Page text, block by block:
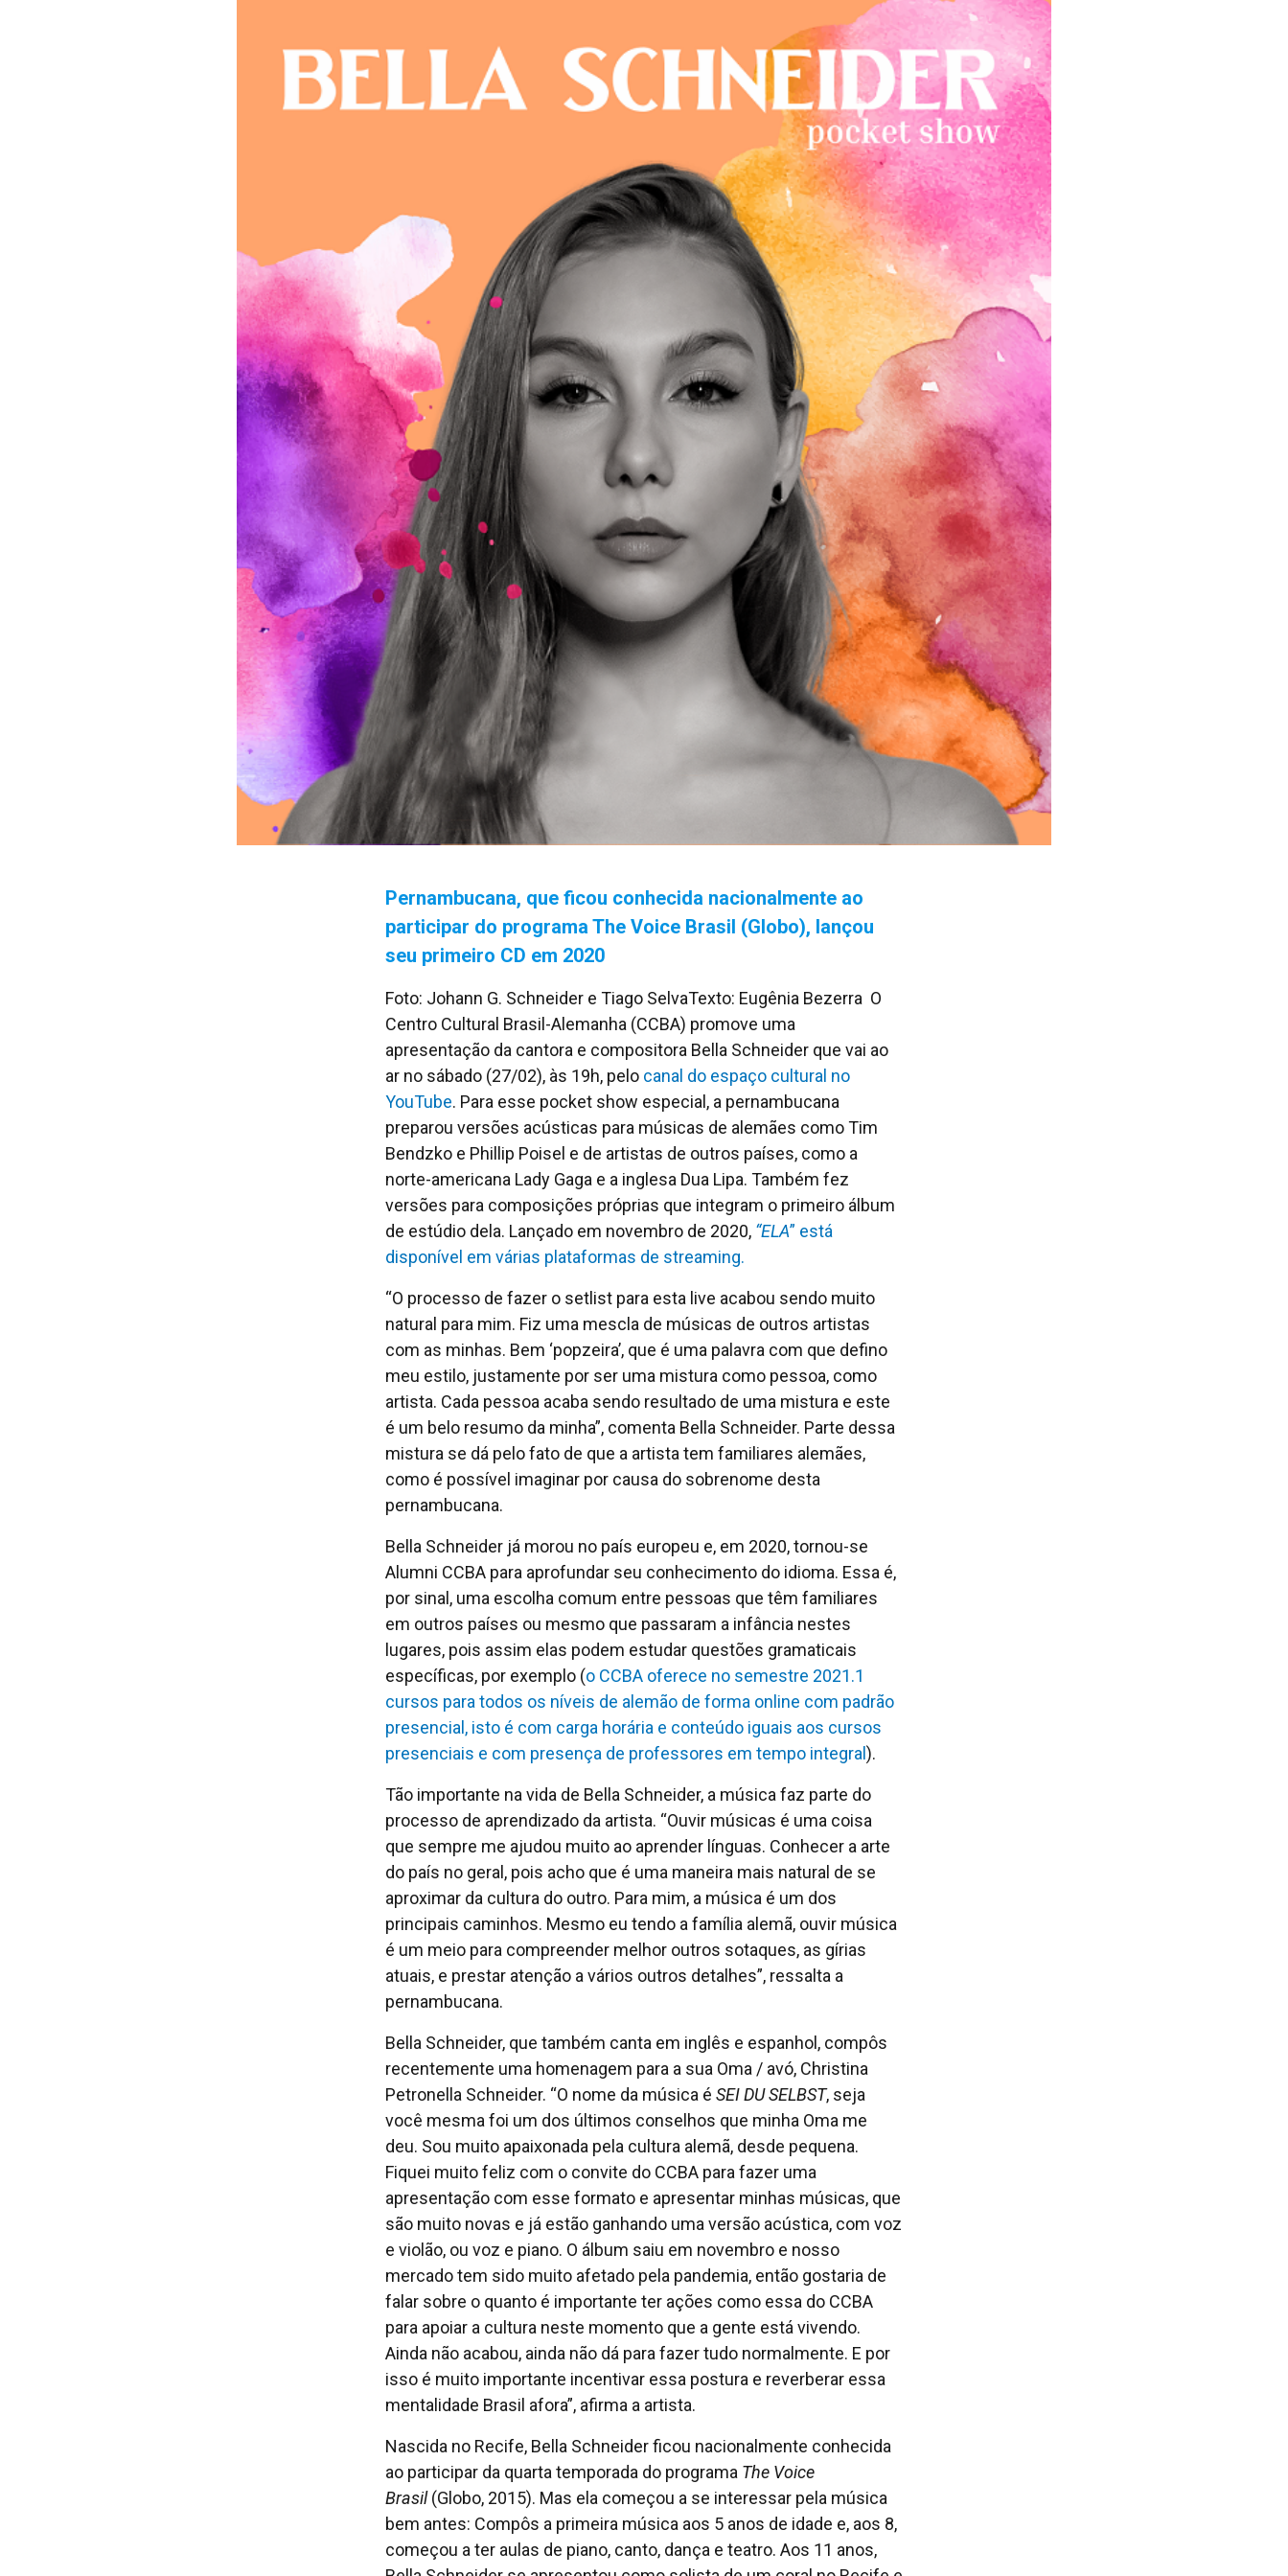
Pernambucana, que ficou conhecida nacionalmente ao
participar do programa The Voice Brasil (Globo), lançou
seu primeiro CD em 2020
Foto: Johann G. Schneider e Tiago SelvaTexto: Eugênia Bezerra O
Centro Cultural Brasil-Alemanha (CCBA) promove uma
apresentação da cantora e compositora Bella Schneider que vai ao
ar no sábado (27/02), às 19h, pelo canal do espaço cultural no
YouTube. Para esse pocket show especial, a pernambucana
preparou versões acústicas para músicas de alemães como Tim
Bendzko e Phillip Poisel e de artistas de outros países, como a
norte-americana Lady Gaga e a inglesa Dua Lipa. Também fez
versões para composições próprias que integram o primeiro álbum
de estúdio dela. Lançado em novembro de 2020, “ELA” está
disponível em várias plataformas de streaming.
“O processo de fazer o setlist para esta live acabou sendo muito
natural para mim. Fiz uma mescla de músicas de outros artistas
com as minhas. Bem ‘popzeira’, que é uma palavra com que defino
meu estilo, justamente por ser uma mistura como pessoa, como
artista. Cada pessoa acaba sendo resultado de uma mistura e este
é um belo resumo da minha”, comenta Bella Schneider. Parte dessa
mistura se dá pelo fato de que a artista tem familiares alemães,
como é possível imaginar por causa do sobrenome desta
pernambucana.
Bella Schneider já morou no país europeu e, em 2020, tornou-se
Alumni CCBA para aprofundar seu conhecimento do idioma. Essa é,
por sinal, uma escolha comum entre pessoas que têm familiares
em outros países ou mesmo que passaram a infância nestes
lugares, pois assim elas podem estudar questões gramaticais
específicas, por exemplo (o CCBA oferece no semestre 2021.1
cursos para todos os níveis de alemão de forma online com padrão
presencial, isto é com carga horária e conteúdo iguais aos cursos
presenciais e com presença de professores em tempo integral).
Tão importante na vida de Bella Schneider, a música faz parte do
processo de aprendizado da artista. “Ouvir músicas é uma coisa
que sempre me ajudou muito ao aprender línguas. Conhecer a arte
do país no geral, pois acho que é uma maneira mais natural de se
aproximar da cultura do outro. Para mim, a música é um dos
principais caminhos. Mesmo eu tendo a família alemã, ouvir música
é um meio para compreender melhor outros sotaques, as gírias
atuais, e prestar atenção a vários outros detalhes”, ressalta a
pernambucana.
Bella Schneider, que também canta em inglês e espanhol, compôs
recentemente uma homenagem para a sua Oma / avó, Christina
Petronella Schneider. “O nome da música é SEI DU SELBST, seja
você mesma foi um dos últimos conselhos que minha Oma me
deu. Sou muito apaixonada pela cultura alemã, desde pequena.
Fiquei muito feliz com o convite do CCBA para fazer uma
apresentação com esse formato e apresentar minhas músicas, que
são muito novas e já estão ganhando uma versão acústica, com voz
e violão, ou voz e piano. O álbum saiu em novembro e nosso
mercado tem sido muito afetado pela pandemia, então gostaria de
falar sobre o quanto é importante ter ações como essa do CCBA
para apoiar a cultura neste momento que a gente está vivendo.
Ainda não acabou, ainda não dá para fazer tudo normalmente. E por
isso é muito importante incentivar essa postura e reverberar essa
mentalidade Brasil afora”, afirma a artista.
Nascida no Recife, Bella Schneider ficou nacionalmente conhecida
ao participar da quarta temporada do programa The Voice
Brasil(Globo, 2015). Mas ela começou a se interessar pela música
bem antes: Compôs a primeira música aos 5 anos de idade e, aos 8,
começou a ter aulas de piano, canto, dança e teatro. Aos 11 anos,